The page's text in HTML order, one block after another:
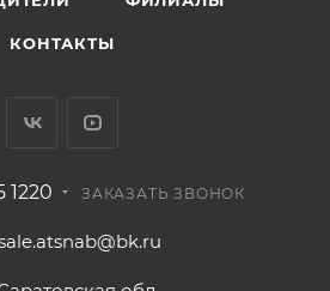
КОНТАКТЫ
1220 ЗАКАЗАТЬ ЗВОНОК